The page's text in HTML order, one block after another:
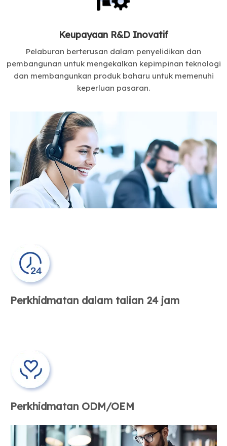
Keupayaan R&D Inovatif
Pelaburan berterusan dalam penyelidikan dan
pembangunan untuk mengekalkan kepimpinan teknologi
dan membangunkan produk baharu untuk memenuhi
keperluan pasaran.
Perkhidmatan dalam talian 24 jam
Perkhidmatan ODM/OEM